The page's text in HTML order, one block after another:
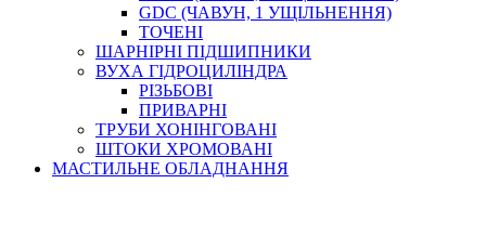
GDC (ЧАВУН, 1 УЩІЛЬНЕННЯ)
ТОЧЕНІ
ШАРНІРНІ ПІДШИПНИКИ
ВУХА ГІДРОЦИЛІНДРА
РІЗЬБОВІ
ПРИВАРНІ
ТРУБИ ХОНІНГОВАНІ
ШТОКИ ХРОМОВАНІ
МАСТИЛЬНЕ ОБЛАДНАННЯ